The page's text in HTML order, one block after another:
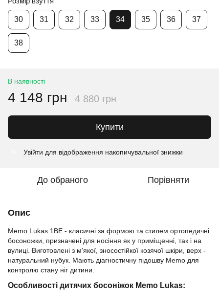
30 31 32 33 34 35 36 37
38
В наявності
4 148 грн 4 880 грн
Купити
Увійти для відображення накопичувальної знижки
До обраного Порівняти
Опис
Memo Lukas 1BE - класичні за формою та стилем ортопедичні
боcоножки, призначені для носіння як у приміщенні, так і на
вулиці. Виготовлені з м'якої, зносостійкої козячої шкіри, верх -
натуральний нубук. Мають діагностичну підошву Memo для
контролю стану ніг дитини.
Особливості дитячих босоніжок Memo Lukas: